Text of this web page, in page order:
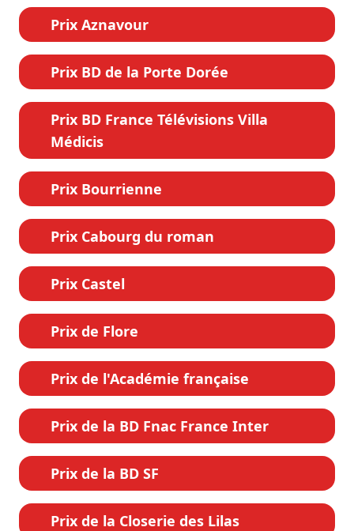
Prix Aznavour
Prix BD de la Porte Dorée
Prix BD France Télévisions Villa
Médicis
Prix Bourrienne
Prix Cabourg du roman
Prix Castel
Prix de Flore
Prix de l'Académie française
Prix de la BD Fnac France Inter
Prix de la BD SF
Prix de la Closerie des Lilas